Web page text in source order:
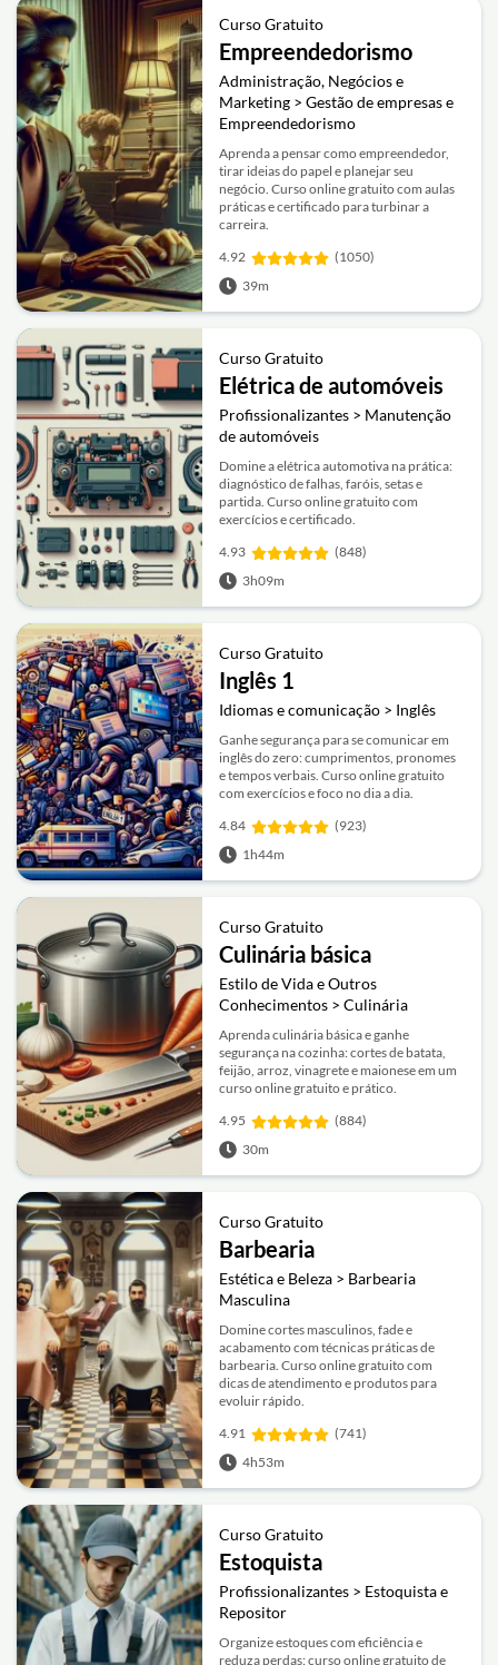
Curso Gratuito
Empreendedorismo
Administração, Negócios e
Marketing > Gestão de empresas e
Empreendedorismo
Aprenda a pensar como empreendedor,
tirar ideias do papel e planejar seu
negócio. Curso online gratuito com aulas
práticas e certificado para turbinar a
carreira.
4.92
(1050)
39m
Curso Gratuito
Elétrica de automóveis
Profissionalizantes > Manutenção
de automóveis
Domine a elétrica automotiva na prática:
diagnóstico de falhas, faróis, setas e
partida. Curso online gratuito com
exercícios e certificado.
4.93
(848)
3h09m
Curso Gratuito
Inglês 1
Idiomas e comunicação > Inglês
Ganhe segurança para se comunicar em
inglês do zero: cumprimentos, pronomes
e tempos verbais. Curso online gratuito
com exercícios e foco no dia a dia.
4.84
(923)
1h44m
Curso Gratuito
Culinária básica
Estilo de Vida e Outros
Conhecimentos > Culinária
Aprenda culinária básica e ganhe
segurança na cozinha: cortes de batata,
feijão, arroz, vinagrete e maionese em um
curso online gratuito e prático.
4.95
(884)
30m
Curso Gratuito
Barbearia
Estética e Beleza > Barbearia
Masculina
Domine cortes masculinos, fade e
acabamento com técnicas práticas de
barbearia. Curso online gratuito com
dicas de atendimento e produtos para
evoluir rápido.
4.91
(741)
4h53m
Curso Gratuito
Estoquista
Profissionalizantes > Estoquista e
Repositor
Organize estoques com eficiência e
reduza perdas: curso online gratuito de